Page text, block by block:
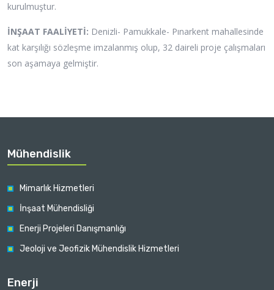
kurulmuştur.
İNŞAAT FAALİYETİ: Denizli- Pamukkale- Pınarkent mahallesinde
kat karşılığı sözleşme imzalanmış olup, 32 daireli proje çalışmaları
son aşamaya gelmiştir.
Mühendislik
Mimarlık Hizmetleri
İnşaat Mühendisliği
Enerji Projeleri Danışmanlığı
Jeoloji ve Jeofizik Mühendislik Hizmetleri
Enerji